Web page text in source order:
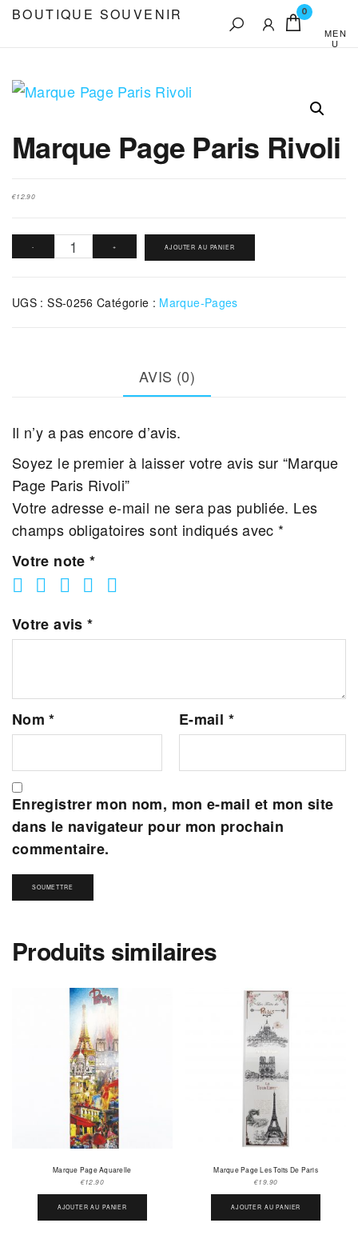
AllerBOUTIQUE SOUVENIR 0
MEN
U
Marque Page Paris Rivoli
€12.90
-
quantité
Page
+ AJOUTER AU PANIER
UGS :SS-0256 Catégorie : Marque-Pages
AVIS (0)
Il n’y a pas encore d’avis.
Soyez le premier à laisser votre avis sur “Marque
Page Paris Rivoli”
Votre adresse e-mail ne sera pas publiée. Les
champs obligatoires sont indiqués avec *
Votre note *
Votre avis *
Nom* E-mail *
Enregistrer mon nom, mon e-mail et mon site
dans le navigateur pour mon prochain
commentaire.
Produits similaires
Marque Page Aquarelle
€12.90
AJOUTER AU PANIER
Marque Page Les Toits De Paris
€19.90
AJOUTER AU PANIER